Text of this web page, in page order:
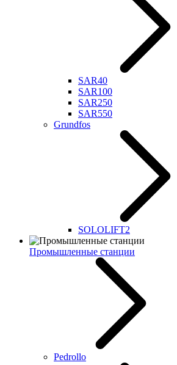
SAR40
SAR100
SAR250
SAR550
Grundfos
SOLOLIFT2
Промышленные станции
Pedrollo